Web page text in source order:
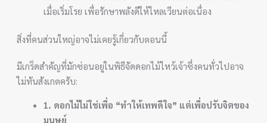
เมื่อเริ่มโรย เพื่อรักษาพลังดีให้ไหลเวียนต่อเนื่อง
สิ่งที่คนส่วนใหญ่อาจไม่เคยรู้เกี่ยวกับตอนนี้
มีเกร็ดสำคัญที่มักซ่อนอยู่ในพิธีจัดดอกไม้ไหว้เจ้าซึ่งคนทั่วไปอาจ
ไม่ทันสังเกตครับ:
1. ดอกไม้ไม่ใช่เพื่อ “ทำให้เทพดีใจ” แต่เพื่อปรับจิตของ
มนุษย์